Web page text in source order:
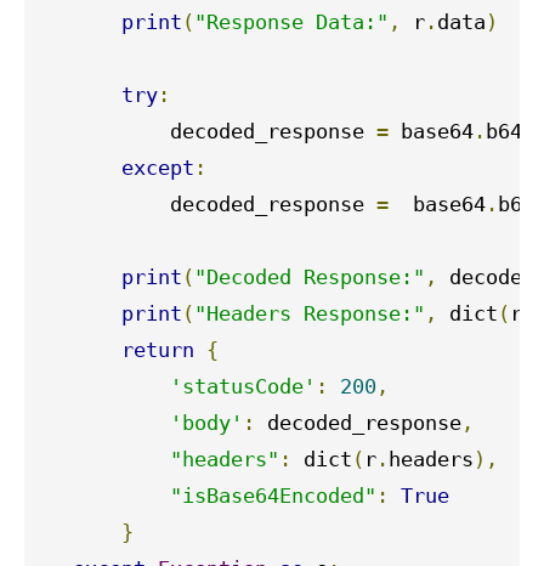
print ( "Response Data:" , r . data )
try :
           decoded_response
= base64 .
except :
           decoded_response
=
  base64
.
print ( "Decoded Response:" ,
print ( "Headers Response:" , dict ( r
return {
'statusCode' : 200 ,
'body' : decoded_response ,
"headers" : dict ( r . headers ),
"isBase64Encoded" :
True
}